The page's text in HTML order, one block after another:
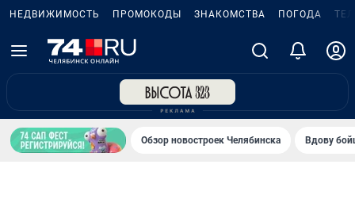
НЕДВИЖИМОСТЬ ПРОМОКОДЫ ЗНАКОМСТВА ПОГОДА
Обзор новостроек Челябинска Вдову